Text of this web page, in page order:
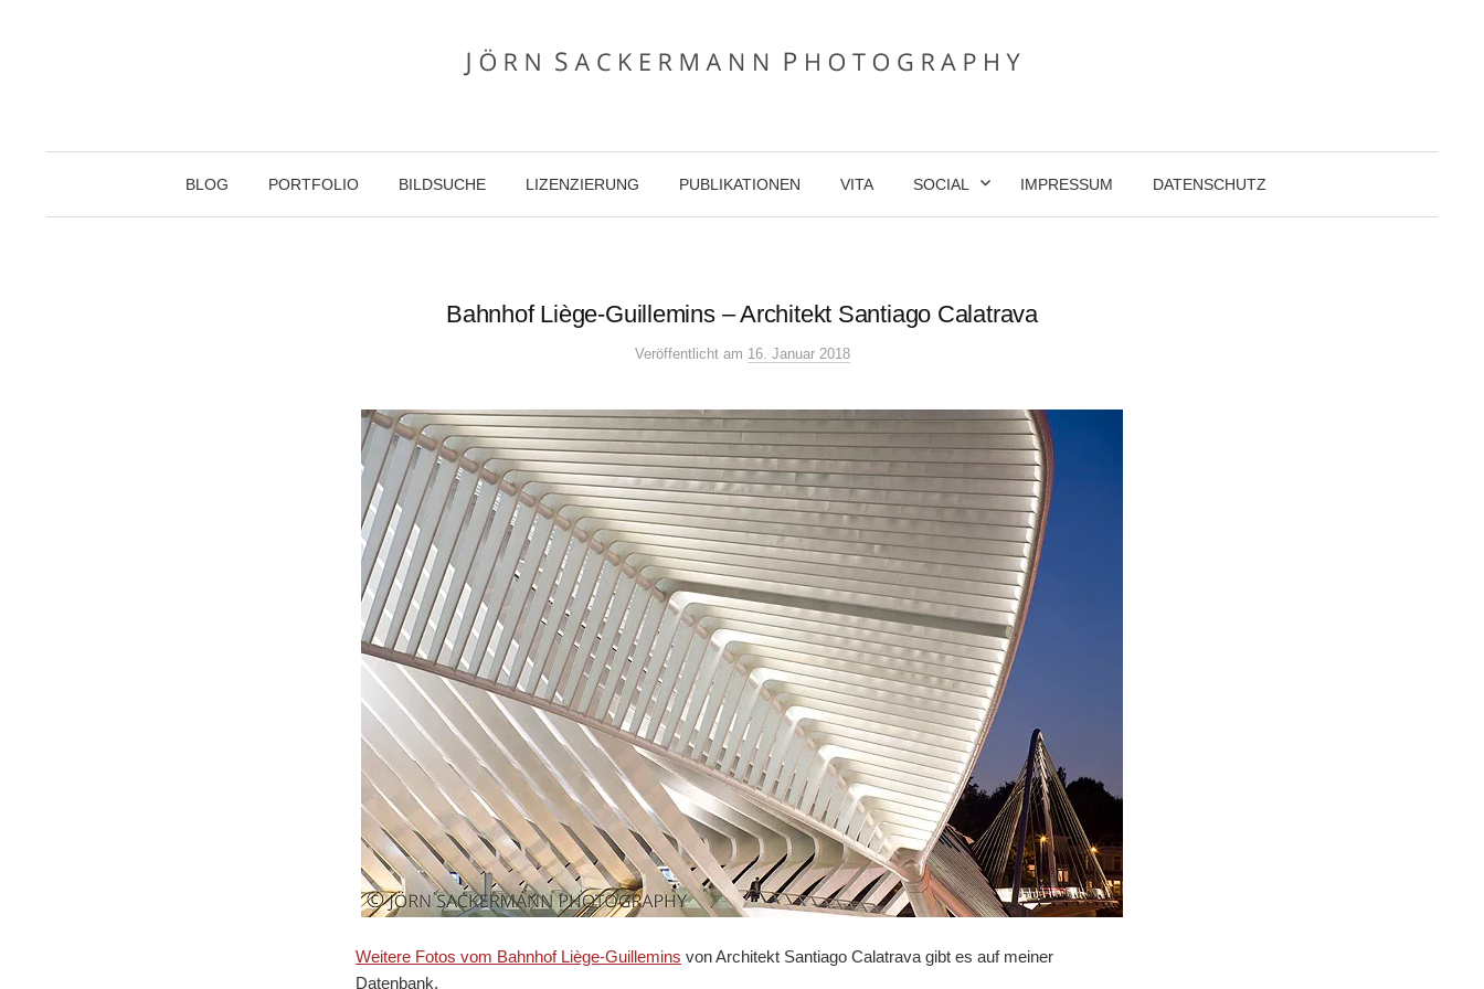
BLOG PORTFOLIO BILDSUCHE LIZENZIERUNG PUBLIKATIONEN VITA SOCIAL IMPRESSUM DATENSCHUTZ
Bahnhof Liège-Guillemins – Architekt Santiago Calatrava
Veröffentlicht am 16. Januar 2018
Weitere Fotos vom Bahnhof Liège-Guillemins von Architekt Santiago Calatrava gibt es auf meiner
Datenbank.